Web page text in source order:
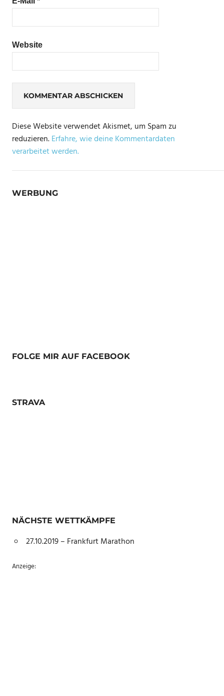
Website
Diese Website verwendet Akismet, um Spam zu
reduzieren.Erfahre, wie deine Kommentardaten
verarbeitet werden.
WERBUNG
FOLGE MIR AUF FACEBOOK
STRAVA
NÄCHSTE WETTKÄMPFE
27.10.2019 – Frankfurt Marathon
Anzeige: